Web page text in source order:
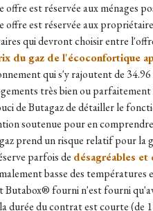
offre est réservée aux ménages
offre est réservée aux
qui devront choisir entre
du gaz de l'écoconfortique
qui s'y rajoutent de
très bien ou parfaitement
de Butagaz de détailler le
soutenue pour en
prend un risque relatif pour la
parfois de désagréables et
basse des
Butabox® fourni n'est fourni
durée du contrat est courte (de